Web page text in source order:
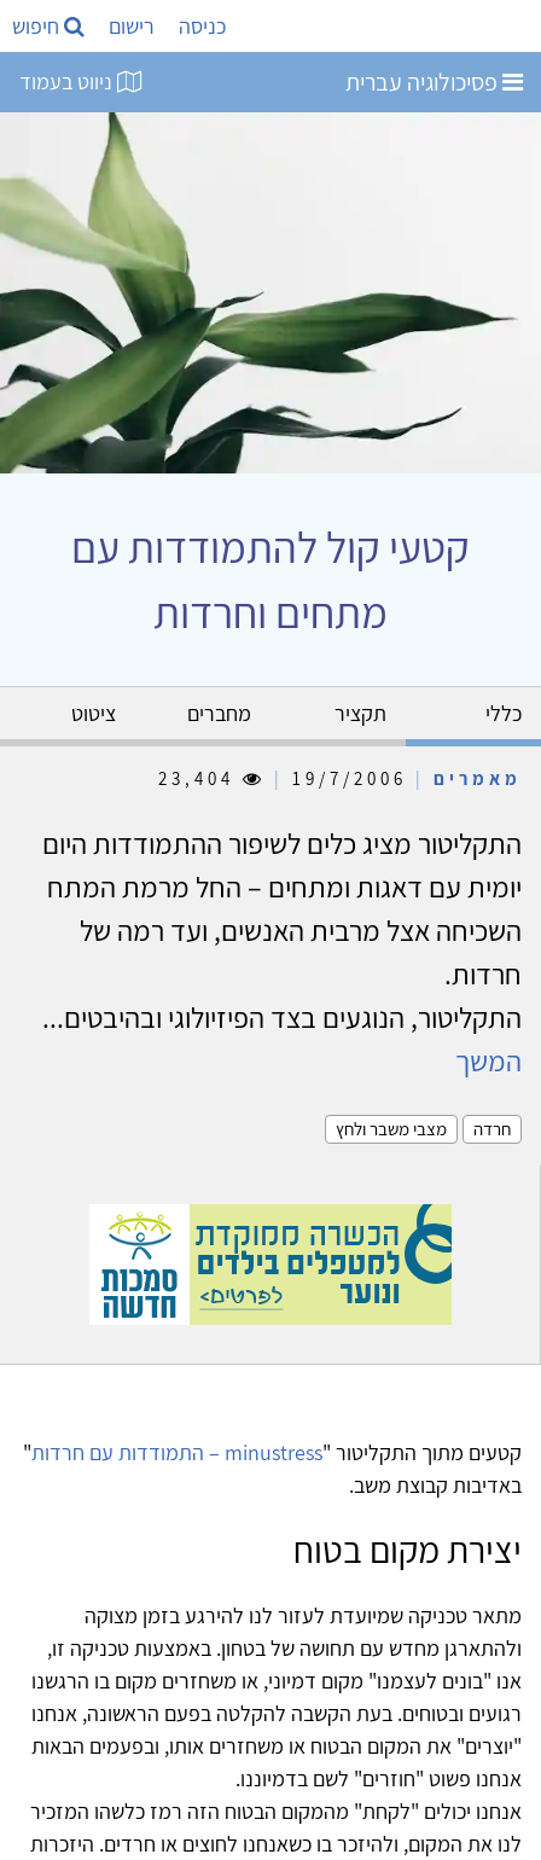
כניסה רישום חיפוש
פסיכולוגיה עברית ניווט בעמוד
קטעי קול להתמודדות עם
מתחים וחרדות
כללי תקציר מחברים ציטוט
מאמרים |
|
התקליטור מציג כלים לשיפור ההתמודדות היום
יומית עם דאגות ומתחים – החל מרמת המתח
השכיחה אצל מרבית האנשים, ועד רמה של
חרדות.
התקליטור, הנוגעים בצד הפיזיולוגי ובהיבטים...
המשך
חרדה מצבי משבר ולחץ
קטעים מתוך התקליטור "minustress – התמודדות עם חרדות
"
באדיבות קבוצת משב.
יצירת מקום בטוח
מתאר טכניקה שמיועדת לעזור לנו להירגע בזמן מצוקה
ולהתארגן מחדש עם תחושה של בטחון. באמצעות טכניקה זו,
אנו "בונים לעצמנו" מקום דמיוני, או משחזרים מקום בו הרגשנו
רגועים ובטוחים. בעת הקשבה להקלטה בפעם הראשונה, אנחנו
"יוצרים" את המקום הבטוח או משחזרים אותו, ובפעמים הבאות
אנחנו פשוט "חוזרים" לשם בדמיוננו.
אנחנו יכולים "לקחת" מהמקום הבטוח הזה רמז כלשהו המזכיר
לנו את המקום, ולהיזכר בו כשאנחנו לחוצים או חרדים. היזכרות